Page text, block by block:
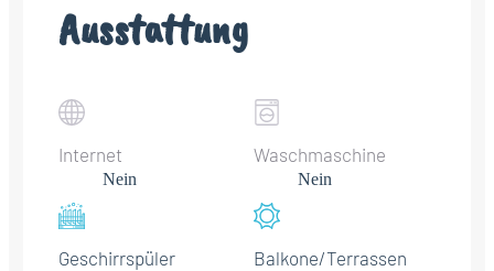
Ausstattung
Internet
Nein
Waschmaschine
Nein
Geschirrspüler Balkone/Terrassen